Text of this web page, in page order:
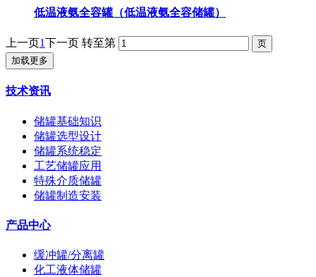
低温液氨全容罐（低温液氨全容储罐）
上一页1下一页 转至第
加载更多
技术资讯
储罐基础知识
储罐选型设计
储罐系统稳定
工艺储罐应用
特殊介质储罐
储罐制造安装
产品中心
缓冲罐/分离罐
化工液体储罐